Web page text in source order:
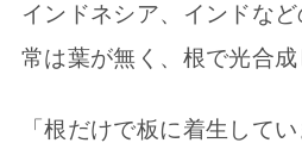
インドネシア、インドな
常は葉が無く、根で光合成
「根だけで板に着生して